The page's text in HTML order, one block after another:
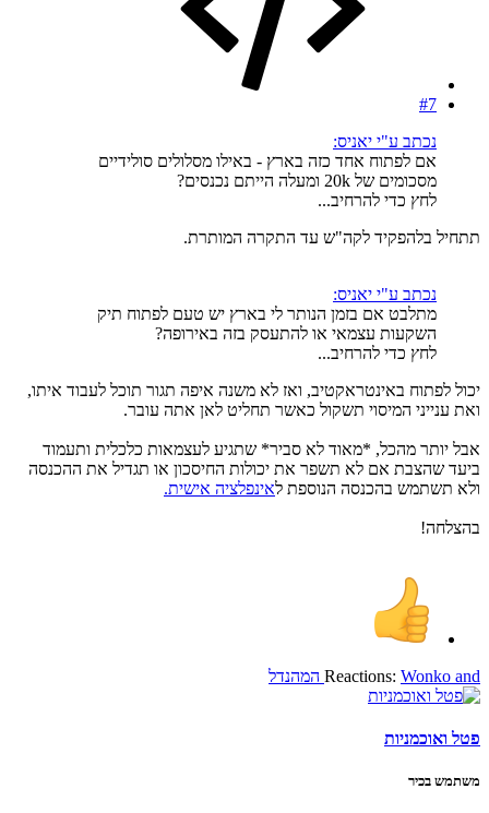
#7
נכתב ע"י יאניס:
אם לפתוח אחד כזה בארץ - באילו מסלולים סולידיים
מסכומים של 20k ומעלה הייתם נכנסים?
לחץ כדי להרחיב...
תתחיל בלהפקיד לקה"ש עד התקרה המותרת.
נכתב ע"י יאניס:
מתלבט אם בזמן הנותר לי בארץ יש טעם לפתוח תיק
השקעות עצמאי או להתעסק בזה באירופה?
לחץ כדי להרחיב...
יכול לפתוח באינטראקטיב, ואז לא משנה איפה תגור תוכל לעבוד איתו,
ואת ענייני המיסוי תשקול כאשר תחליט לאן אתה עובר.
אבל יותר מהכל, *מאוד לא סביר* שתגיע לעצמאות כלכלית ותעמוד
ביעד שהצבת אם לא תשפר את יכולות החיסכון או תגדיל את ההכנסה
ולא תשתמש בהכנסה הנוספת לאינפלציה אישית.
בהצלחה!
Reactions: Wonko and המהנדל
פטל ואוכמניות
משתמש בכיר